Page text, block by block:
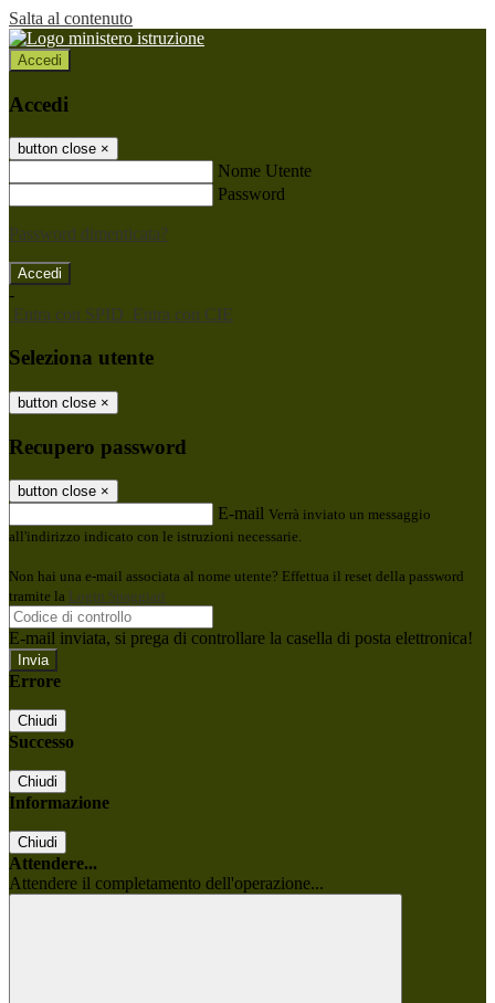
Salta al contenuto
Accedi
Accedi
button close ×
Nome Utente
Password
Password dimenticata?
-
Entra con SPID Entra con CIE
Seleziona utente
button close ×
Recupero password
button close ×
E-mail Verrà inviato un messaggio
all'indirizzo indicato con le istruzioni necessarie.
Non hai una e-mail associata al nome utente? Effettua il reset della password
tramite la Login Spaggiari
E-mail inviata, si prega di controllare la casella di posta elettronica!
Errore
Chiudi
Successo
Chiudi
Informazione
Chiudi
Attendere...
Attendere il completamento dell'operazione...